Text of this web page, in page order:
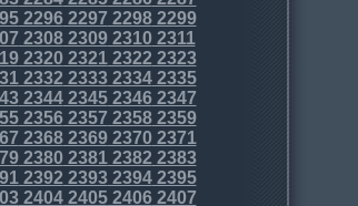
22962297 22982299
2308230923102311
232023212322 2323
2332 233323342335
2344234523462347
23562357 23582359
2368236923702371
238023812382 2383
2392 239323942395
2404240524062407